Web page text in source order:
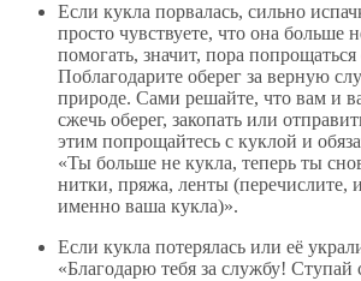
Если кукла порвалась, сильно
просто чувствуете, что она больше
помогать, значит, пора попрощаться
Поблагодарите оберег за верную
природе. Сами решайте, что вам и
сжечь оберег, закопать или
этим попрощайтесь с куклой и
«Ты больше не кукла, теперь ты
нитки, пряжа, ленты (перечислите,
именно ваша кукла)».
Если кукла потерялась или её
«Благодарю тебя за службу!